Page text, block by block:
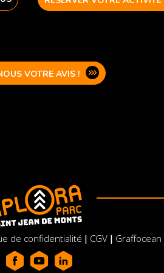
VOTRE AVIS !
de confidentialité | CGV | Graffocean
la conformité avec les